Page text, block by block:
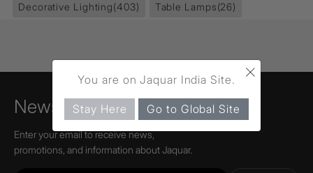
Decorative Lighting(403) Table Lamps(26)
Newsletter
Enter your email to receive news,
promotions, and information about Jaquar.
×
You are on Jaquar India Site.
Stay Here Go to Global Site